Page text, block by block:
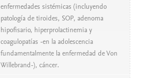
enfermedades sistémicas (incluyendo
patología de tiroides, SOP, adenoma
hipofisario, hiperprolactinemia y
coagulopatías -en la adolescencia
fundamentalmente la enfermedad de Von
Willebrand-), cáncer.